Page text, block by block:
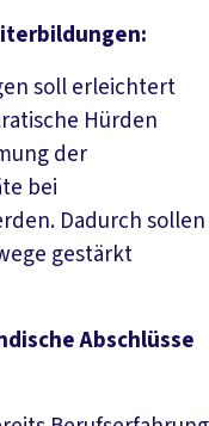
soll erleichtert
Hürden
der
bei
Dadurch sollen
gestärkt
Abschlüsse